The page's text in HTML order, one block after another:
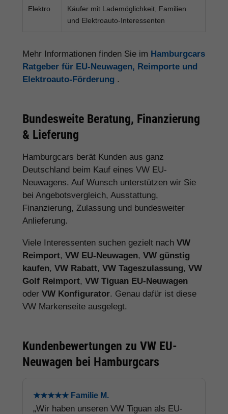
Elektro
Käufer mit Lademöglichkeit, Familien
und Elektroauto-Interessenten
Mehr Informationen finden Sie im Hamburgcars
Ratgeber für EU-Neuwagen, Reimporte und
Elektroauto-Förderung .
Bundesweite Beratung, Finanzierung
& Lieferung
Hamburgcars berät Kunden aus ganz
Deutschland beim Kauf eines VW EU-
Neuwagens. Auf Wunsch unterstützen wir Sie
bei Angebotsvergleich, Ausstattung,
Finanzierung, Zulassung und bundesweiter
Anlieferung.
Viele Interessenten suchen gezielt nach VW
Reimport, VW EU-Neuwagen, VW günstig
kaufen, VW Rabatt, VW Tageszulassung, VW
Golf Reimport, VW Tiguan EU-Neuwagen
oder VW Konfigurator. Genau dafür ist diese
VW Markenseite ausgelegt.
Kundenbewertungen zu VW EU-
Neuwagen bei Hamburgcars
★★★★★ Familie M.
„Wir haben unseren VW Tiguan als EU-